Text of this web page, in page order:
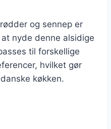
og sennep er
nyde denne alsidige
til forskellige
hvilket gør
køkken.